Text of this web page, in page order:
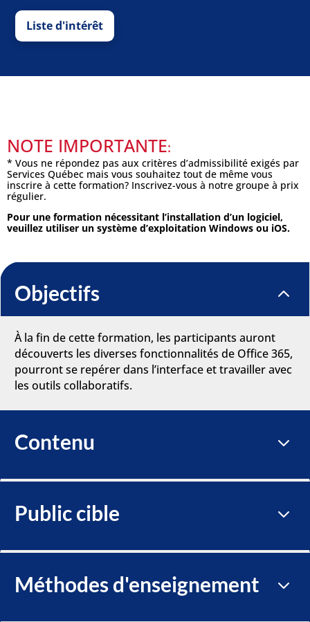
Liste d'intérêt
NOTE IMPORTANTE:
* Vous ne répondez pas aux critères d’admissibilité exigés par
Services Québec mais vous souhaitez tout de même vous
inscrire à cette formation? Inscrivez-vous à notre groupe à prix
régulier.
Pour une formation nécessitant l’installation d’un logiciel,
veuillez utiliser un système d’exploitation Windows ou iOS.
Objectifs 2
À la fin de cette formation, les participants auront
découverts les diverses fonctionnalités de Office 365,
pourront se repérer dans l’interface et travailler avec
les outils collaboratifs.
Contenu 3
Public cible 3
Méthodes d'enseignement 3